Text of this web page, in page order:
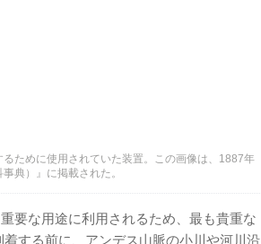
ために使用されていた装置。この画像は、1887年
典）』に掲載された。
要な用途に利用されるため、最も貴重な
する前に、アンデス山脈の小川や河川沿